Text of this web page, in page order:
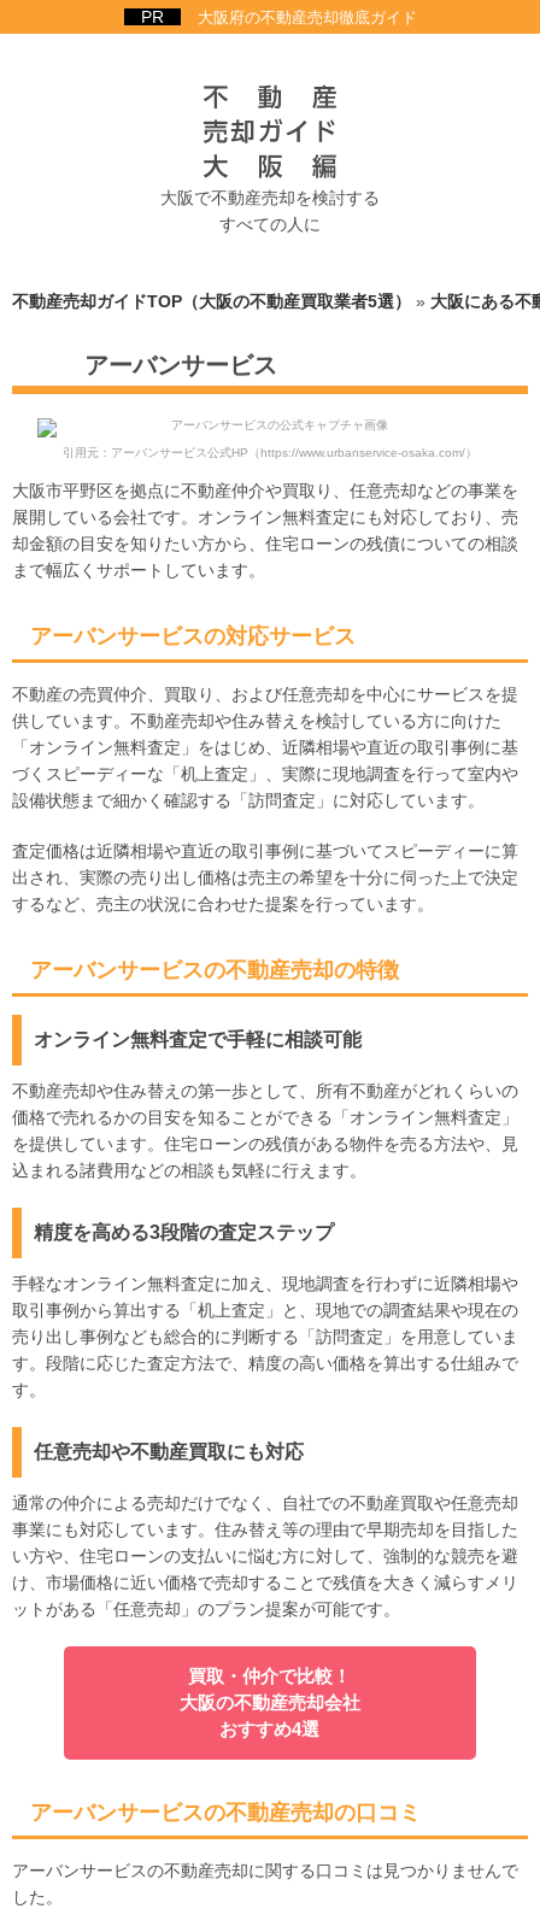
大阪府の不動産売却徹底ガイド
大阪で不動産売却を検討する
すべての人に
不動産売却ガイドTOP（大阪の不動産買取業者5選） » 大阪にある不
アーバンサービス
引用元：アーバンサービス公式HP （https://www.urbanservice-osaka.com/）
大阪市平野区を拠点に不動産仲介や買取り、任意売却などの事業を
展開している会社です。オンライン無料査定にも対応しており、売
却金額の目安を知りたい方から、住宅ローンの残債についての相談
まで幅広くサポートしています。
アーバンサービスの対応サービス
不動産の売買仲介、買取り、および任意売却を中心にサービスを提
供しています。不動産売却や住み替えを検討している方に向けた
「オンライン無料査定」をはじめ、近隣相場や直近の取引事例に基
づくスピーディーな「机上査定」、実際に現地調査を行って室内や
設備状態まで細かく確認する「訪問査定」に対応しています。
査定価格は近隣相場や直近の取引事例に基づいてスピーディーに算
出され、実際の売り出し価格は売主の希望を十分に伺った上で決定
するなど、売主の状況に合わせた提案を行っています。
アーバンサービスの不動産売却の特徴
オンライン無料査定で手軽に相談可能
不動産売却や住み替えの第一歩として、所有不動産がどれくらいの
価格で売れるかの目安を知ることができる「オンライン無料査定」
を提供しています。住宅ローンの残債がある物件を売る方法や、見
込まれる諸費用などの相談も気軽に行えます。
精度を高める3段階の査定ステップ
手軽なオンライン無料査定に加え、現地調査を行わずに近隣相場や
取引事例から算出する「机上査定」と、現地での調査結果や現在の
売り出し事例なども総合的に判断する「訪問査定」を用意していま
す。段階に応じた査定方法で、精度の高い価格を算出する仕組みで
す。
任意売却や不動産買取にも対応
通常の仲介による売却だけでなく、自社での不動産買取や任意売却
事業にも対応しています。住み替え等の理由で早期売却を目指した
い方や、住宅ローンの支払いに悩む方に対して、強制的な競売を避
け、市場価格に近い価格で売却することで残債を大きく減らすメリ
ットがある「任意売却」のプラン提案が可能です。
買取・仲介で比較！
大阪の不動産売却会社
おすすめ4選
アーバンサービスの不動産売却の口コミ
アーバンサービスの不動産売却に関する口コミは見つかりませんで
した。